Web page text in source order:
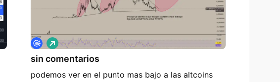
sin comentarios
podemos ver en el punto mas bajo a las altcoins
L
a
r
o